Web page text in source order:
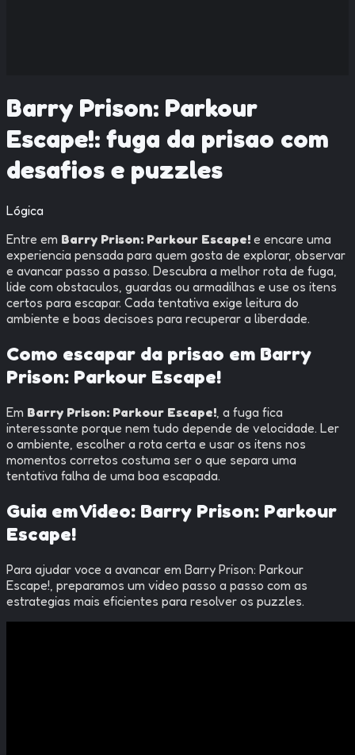
Barry Prison: Parkour
Escape!: fuga da prisao com
desafios e puzzles
Lógica
Entre em Barry Prison: Parkour Escape! e encare uma
experiencia pensada para quem gosta de explorar, observar
e avancar passo a passo. Descubra a melhor rota de fuga,
lide com obstaculos, guardas ou armadilhas e use os itens
certos para escapar. Cada tentativa exige leitura do
ambiente e boas decisoes para recuperar a liberdade.
Como escapar da prisao em Barry
Prison: Parkour Escape!
Em Barry Prison: Parkour Escape! , a fuga fica
interessante porque nem tudo depende de velocidade. Ler
o ambiente, escolher a rota certa e usar os itens nos
momentos corretos costuma ser o que separa uma
tentativa falha de uma boa escapada.
Guia em Video: Barry Prison: Parkour
Escape!
Para ajudar voce a avancar em Barry Prison: Parkour
Escape! , preparamos um video passo a passo com as
estrategias mais eficientes para resolver os puzzles.